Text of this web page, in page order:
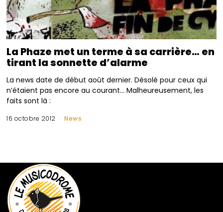
La Phaze met un terme à sa carrière… en
tirant la sonnette d’alarme
La news date de début août dernier. Désolé pour ceux qui
n’étaient pas encore au courant… Malheureusement, les
faits sont là :
16 octobre 2012 News